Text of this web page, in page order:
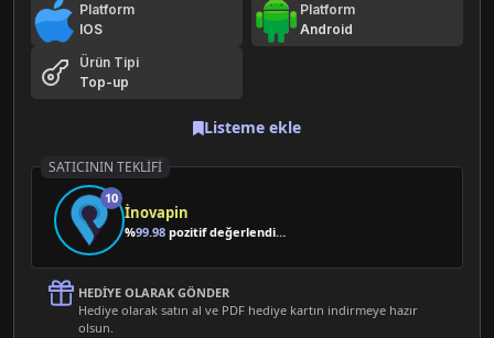
Platform
IOS
Platform
Android
Ürün Tipi
Top-up
Listeme ekle
SATICININ TEKLIFI
10
İnovapin
%99.98 pozitif değerlendirme
HEDIYE OLARAK GÖNDER
Hediye olarak satın al ve PDF hediye kartın indirmeye hazır
olsun.